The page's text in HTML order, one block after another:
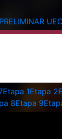
28Etapa
UECL - MECI
UECL - MECI
UECL - MECI
Etapa 1Etapa 2
8Etapa 9
15